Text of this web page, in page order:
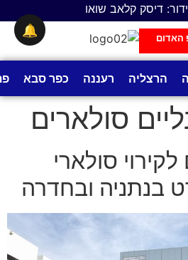
דיסק קלאב שואו
האדום
הרצליה רעננה כפר סבא
סולארים
לקירוי סולארי
בנתניה ובחדרה
🔔